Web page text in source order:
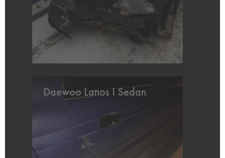
Daewoo Lanos I Sedan